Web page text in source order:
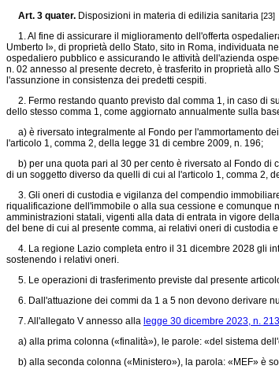
Art. 3 quater. Disposizioni in materia di edilizia sanitaria [23]
1. Al fine di assicurare il miglioramento dell'offerta
Umberto I», di proprietà dello Stato, sito in Roma, individuata
ospedaliero pubblico e assicurando le attività dell'azienda
n. 02 annesso al presente decreto, è trasferito in proprietà allo
l'assunzione in consistenza dei predetti cespiti.
2. Fermo restando quanto previsto dal comma 1, in caso di
dello stesso comma 1, come aggiornato annualmente sulla
a) è riversato integralmente al Fondo per l'ammortamento
l'articolo 1, comma 2, della legge 31 di cembre 2009, n. 196;
b) per una quota pari al 30 per cento è riversato al Fondo di
di un soggetto diverso da quelli di cui al l'articolo 1, comma 2,
3. Gli oneri di custodia e vigilanza del compendio
riqualificazione dell'immobile o alla sua cessione e comunque
amministrazioni statali, vigenti alla data di entrata in vigore
del bene di cui al presente comma, ai relativi oneri di
4. La regione Lazio completa entro il 31 dicembre 2028 gli
sostenendo i relativi oneri.
5. Le operazioni di trasferimento previste dal presente
6. Dall'attuazione dei commi da 1 a 5 non devono derivare
7. All'allegato V annesso alla legge 30 dicembre 2023, n.
a) alla prima colonna («finalità»), le parole: «del sistema
b) alla seconda colonna («Ministero»), la parola: «MEF» è